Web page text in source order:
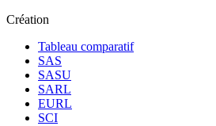
Création
Tableau comparatif
SAS
SASU
SARL
EURL
SCI